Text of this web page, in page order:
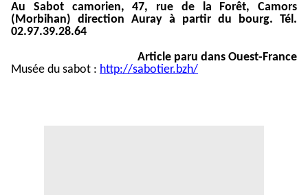
Au Sabot camorien, 47, rue de la Forêt, Camors
(Morbihan) direction Auray à partir du bourg. Tél.
02.97.39.28.64
Article paru dans Ouest-France
Musée du sabot : http://sabotier.bzh/